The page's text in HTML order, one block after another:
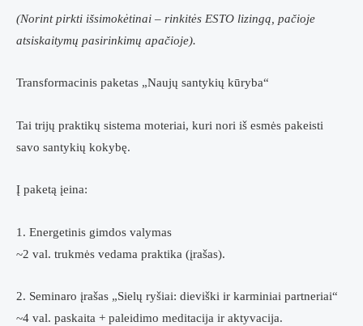
was:
488,00 €.
is:
244,00 €.
(Norint pirkti išsimokėtinai – rinkitės ESTO lizingą, pačioje
atsiskaitymų pasirinkimų apačioje).
Transformacinis paketas „Naujų santykių kūryba“
Tai trijų praktikų sistema moteriai, kuri nori iš esmės pakeisti
savo santykių kokybę.
Į paketą įeina:
1. Energetinis gimdos valymas
~2 val. trukmės vedama praktika (įrašas).
2. Seminaro įrašas „Sielų ryšiai: dieviški ir karminiai partneriai“
~4 val. paskaita + paleidimo meditacija ir aktyvacija.